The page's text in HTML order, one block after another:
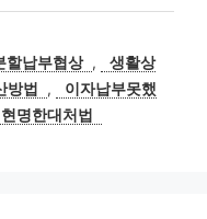
할납부협상 ,
생활상
방법 ,
이자납부못했
현명한대처법